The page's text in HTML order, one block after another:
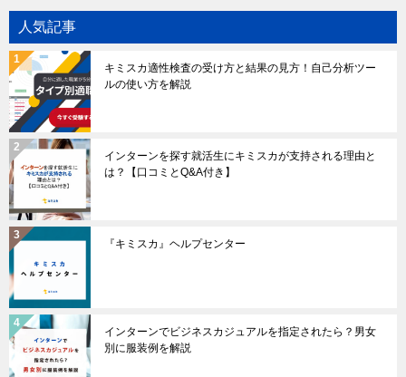
人気記事
キミスカ適性検査の受け方と結果の見方！自己分析ツー
ルの使い方を解説
インターンを探す就活生にキミスカが支持される理由と
は？【口コミとQ&A付き】
『キミスカ』ヘルプセンター
インターンでビジネスカジュアルを指定されたら？男女
別に服装例を解説